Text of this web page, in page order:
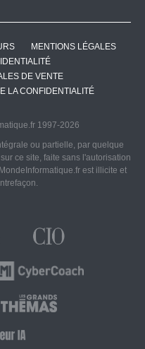
MENTIONS LÉGALES
DE VENTE
LA CONFIDENTIALITÉ
1997-2026
ou partielle, par quelque
ce site, faite sans l'autorisation
est illicite et